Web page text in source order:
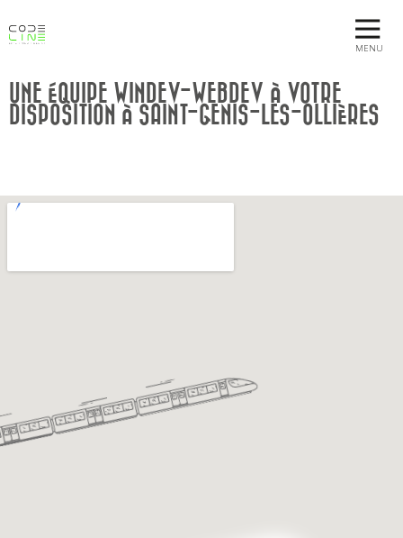
MENU
UNE ÉQUIPE WINDEV-WEBDEV À VOTRE
DISPOSITION À SAINT-GENIS-LES-OLLIÈRES